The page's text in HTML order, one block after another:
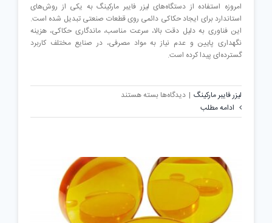
امروزه استفاده از دستگاه‌های لیزر فایبر مارکینگ به یکی از روش‌های
استاندارد برای ایجاد حکاکی دائمی روی قطعات صنعتی تبدیل شده است.
این فناوری به دلیل دقت بالا، سرعت مناسب، ماندگاری حکاکی، هزینه
نگهداری پایین و عدم نیاز به مواد مصرفی، در صنایع مختلف کاربرد
گسترده‌ای پیدا کرده است.
لیزر فایبر مارکینگ | دیدگاه‌ها برای
پارامترهای
کیفیت
حکاکی
در
دستگاه
لیزر
فایبر
بسته هستند
ادامه مطلب